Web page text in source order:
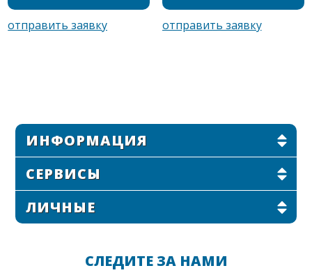
ИНФОРМАЦИЯ
СЕРВИСЫ
ЛИЧНЫЕ
СЛЕДИТЕ ЗА НАМИ